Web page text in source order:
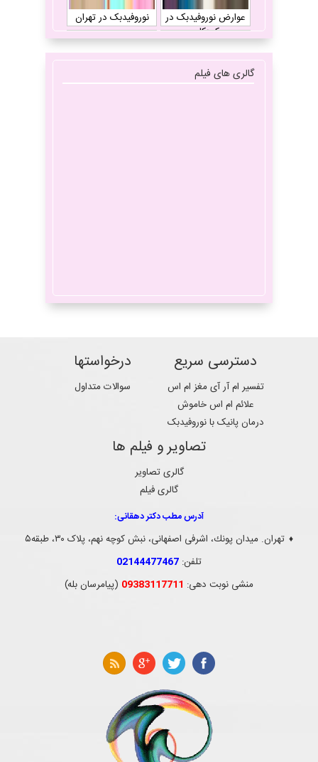
عوارض نوروفیدبک در
کودکان
نوروفیدبک در تهران
آتروفی مغز
نوروتراپی نوروپلاستیستی
دیسک کمر طب سنتی
گالری های فیلم
دسترسی سریع
تفسیر ام آر آی مغز ام اس
علائم ام اس خاموش
درمان پانیک با نوروفیدبک
درخواستها
سوالات متداول
تصاویر و فیلم ها
گالری تصاویر
گالری فیلم
آدرس مطب دکتر دهقانی:
♦ تهران. ميدان پونك، اشرفی اصفهانی، نبش کوچه نهم، پلاک ۳۰، طبقه۵
تلفن: 02144477467
منشی نوبت دهی: 09383117711 (پیامرسان بله)